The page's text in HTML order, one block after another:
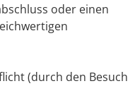
oder einen
(durch den Besuch